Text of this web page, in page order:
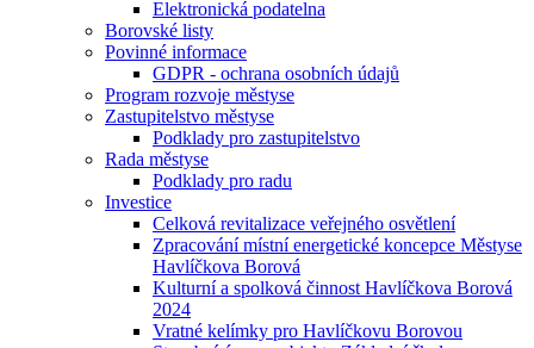
Elektronická podatelna
Borovské listy
Povinné informace
GDPR - ochrana osobních údajů
Program rozvoje městyse
Zastupitelstvo městyse
Podklady pro zastupitelstvo
Rada městyse
Podklady pro radu
Investice
Celková revitalizace veřejného osvětlení
Zpracování místní energetické koncepce Městyse
Havlíčkova Borová
Kulturní a spolková činnost Havlíčkova Borová
2024
Vratné kelímky pro Havlíčkovu Borovou